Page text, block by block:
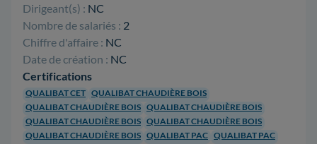
Dirigeant(s) : NC
Nombre de salariés : 2
Chiffre d'affaire : NC
Date de création : NC
Certifications
QUALIBAT CET QUALIBAT CHAUDIÈRE BOIS
QUALIBAT CHAUDIÈRE BOIS QUALIBAT CHAUDIÈRE BOIS
QUALIBAT CHAUDIÈRE BOIS QUALIBAT CHAUDIÈRE BOIS
QUALIBAT CHAUDIÈRE BOIS QUALIBAT PAC QUALIBAT PAC